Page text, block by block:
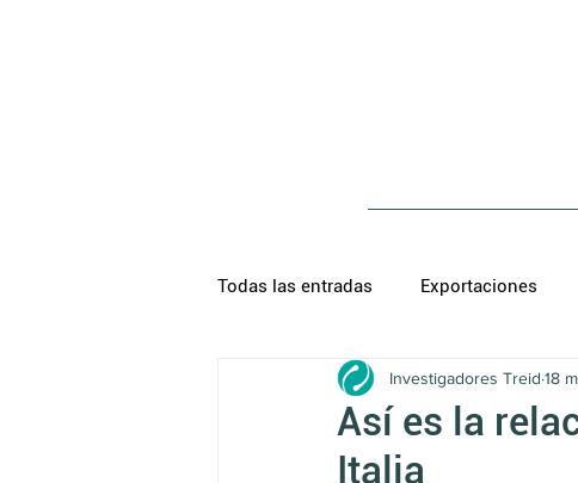
Todas las entradas Exportaciones
Así es la
Italia
Investigadores Treid 18